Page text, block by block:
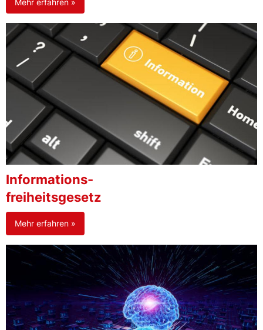
Informations-
freiheitsgesetz
Mehr erfahren »